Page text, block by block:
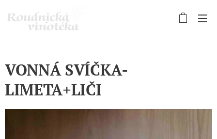
VONNÁ SVÍČKA-
LIMETA+LIČI